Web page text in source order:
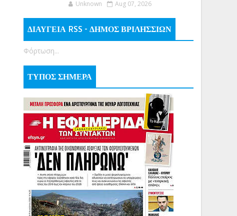
Unknown Aug 07, 2026
ΔΙΑΥΓΕΙΑ RSS - ΔΗΜΟΣ ΒΡΙΛΗΣΣΙΩΝ
Φόρτωση...
ΤΥΠΟΣ ΣΗΜΕΡΑ